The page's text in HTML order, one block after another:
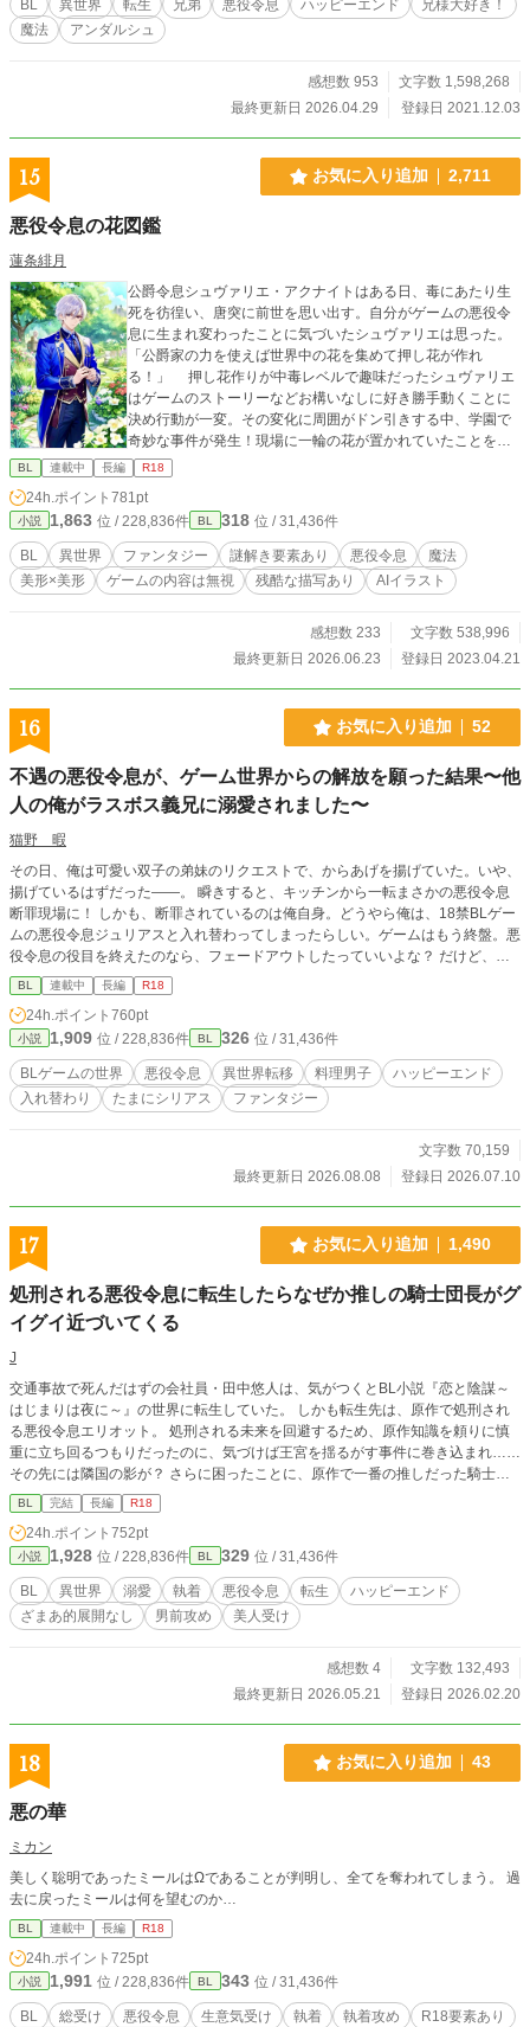
編を続けていく予定です💕 続編『悪役令息にならなかったの
で、僕は兄様と幸せになりました！』も本編は完結しました
BL 異世界 転生 兄弟 悪役令息 ハッピーエンド
兄様大好き！
魔法
アンダルシュ
感想数 953
文字数 1,598,268
最終更新日 2026.04.29
登録日 2021.12.03
15 お気に入り追加 2,711
悪役令息の花図鑑
蓮条緋月
公爵令息シュヴァリエ・アクナイトはある日、毒にあたり生
死を彷徨い、唐突に前世を思い出す。自分がゲームの悪役令
息に生まれ変わったことに気づいたシュヴァリエは思った。
「公爵家の力を使えば世界中の花を集めて押し花が作れ
る！」 押し花作りが中毒レベルで趣味だったシュヴァリエ
はゲームのストーリーなどお構いなしに好き勝手動くことに
決め行動が一変。その変化に周囲がドン引きする中、学園で
奇妙な事件が発生！現場に一輪の花が置かれていたことを知
ったシュヴァリエはこれがゲームのストーリーであることを
思い出す。花が関わっているという理由で事件を追うことに
したシュヴァリエは、ゲームの登場人物であり主人公の右腕
となる隣国の留学生アウル・オルニスと行動を共にするのだ
が……？ ※☆はR描写になります ※他サイトにて重複掲載あ
り
BL 連載中 長編 R18
24h.ポイント 781pt
小説 1,863 位 / 228,836件 BL 318 位 / 31,436件
BL 異世界 ファンタジー 謎解き要素あり 悪役令息
魔法
美形×美形
ゲームの内容は無視 残酷な描写あり AIイラスト
感想数 233
文字数 538,996
最終更新日 2026.06.23
登録日 2023.04.21
16 お気に入り追加 52
不遇の悪役令息が、ゲーム世界からの解放を願った結果〜他
人の俺がラスボス義兄に溺愛されました〜
猫野 暇
その日、俺は可愛い双子の弟妹のリクエストで、からあげを揚げていた。いや、
揚げているはずだった――。 瞬きすると、キッチンから一転まさかの悪役令息
断罪現場に！ しかも、断罪されているのは俺自身。どうやら俺は、18禁BLゲー
ムの悪役令息ジュリアスと入れ替わってしまったらしい。ゲームはもう終盤。悪
役令息の役目を終えたのなら、フェードアウトしたっていいよな？ だけど、公
爵邸に行ってみたら、本当のジュリアスについて知ることになったんだ。 誰だ
よ、こんな世界をつくった奴は！ 怒りで爆誕してしまった魔王……じゃなく
て、美丈夫の公爵（ジュリアス兄）と一緒に真相を探ることに。 異世界の距離
感に戸惑いつつも、その生活に慣れていく。ジュリアスを守るために、新たな婚
約まで――。 【毎日20時更新。本編31話＋番外編で完結】 ※R18は後半に少々
程度です（サブタイトルに✴︎マークをつけてあります） ※ムーンライトノベル
ズでも掲載中
BL 連載中 長編 R18
24h.ポイント 760pt
小説 1,909 位 / 228,836件 BL 326 位 / 31,436件
BLゲームの世界 悪役令息 異世界転移 料理男子
ハッピーエンド
入れ替わり
たまにシリアス ファンタジー
文字数 70,159
最終更新日 2026.08.08
登録日 2026.07.10
17 お気に入り追加 1,490
処刑される悪役令息に転生したらなぜか推しの騎士団長がグ
イグイ近づいてくる
J
交通事故で死んだはずの会社員・田中悠人は、気がつくとBL小説『恋と陰謀～
はじまりは夜に～』の世界に転生していた。 しかも転生先は、原作で処刑され
る悪役令息エリオット。 処刑される未来を回避するため、原作知識を頼りに慎
重に立ち回るつもりだったのに、気づけば王宮を揺るがす事件に巻き込まれ……
その先には隣国の影が？ さらに困ったことに、原作で一番の推しだった騎士団
長ガイウスがやたらと距離を詰めてきて……？ 平穏に生きたい元悪役令息と、
過保護な騎士団長がじれじれ距離を縮めるまで。 ガイウス（騎士団長）×エリオ
ット（元悪役令息） 基本的には二人の関係が主軸ですが、エリオットに関わる
中で変わってく、周りの人間模様も描いているため、群像劇的な要素ありです。
どこか孤独な人たちが人との関わりの中で、それぞれ自分の居場所を見つけてい
きます。 ガイウスはスパダリですが、かなり執着強めで面倒です。二人の関係
はハッピーエンドですが、世界観はサスペンス要素ありで不穏。 Rの話は「※」
BL 完結 長編 R18
24h.ポイント 752pt
小説 1,928 位 / 228,836件 BL 329 位 / 31,436件
BL 異世界 溺愛 執着 悪役令息 転生
ハッピーエンド
ざまあ的展開なし
男前攻め 美人受け
感想数 4
文字数 132,493
最終更新日 2026.05.21
登録日 2026.02.20
18 お気に入り追加 43
悪の華
ミカン
美しく聡明であったミールはΩであることが判明し、全てを奪われてしまう。 過
去に戻ったミールは何を望むのか…
BL 連載中 長編 R18
24h.ポイント 725pt
小説 1,991 位 / 228,836件 BL 343 位 / 31,436件
BL 総受け 悪役令息 生意気受け 執着 執着攻め
R18要素あり